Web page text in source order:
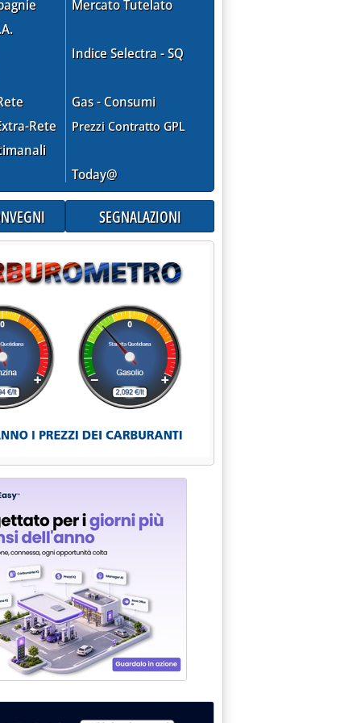
Rete
Mercato Tutelato
Indice Selectra - SQ
Gas - Consumi
Prezzi Contratto GPL
Today@
SEGNALAZIONI